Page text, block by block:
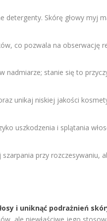
detergenty. Skórę głowy myj
co pozwala na obserwację
nadmiarze; stanie się to
unikaj niskiej jakości
uszkodzenia i splątania
szarpania przy rozczesywaniu,
i uniknąć podrażnień
ale niewłaściwe jego